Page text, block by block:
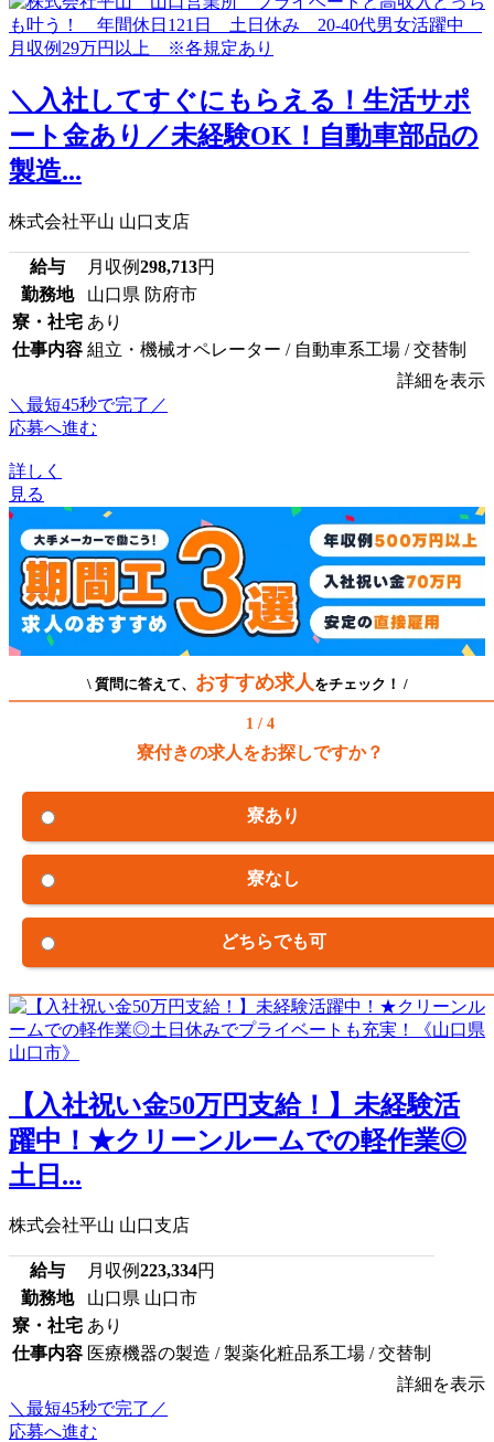
＼入社してすぐにもらえる！生活サポ
ート金あり／未経験OK！自動車部品の
製造...
株式会社平山 山口支店
給与 月収例298,713円
勤務地
山口県 防府市
寮・社宅 あり
仕事内容 組立・機械オペレーター / 自動車系工場 / 交替制
詳細を表示
＼最短45秒で完了／
応募へ進む
詳しく
見る
\ 質問に答えて、 おすすめ求人 をチェック！ /
1 / 4
寮付きの求人をお探しですか？
寮あり
寮なし
どちらでも可
【入社祝い金50万円支給！】未経験活
躍中！★クリーンルームでの軽作業◎
土日...
株式会社平山 山口支店
給与 月収例223,334円
勤務地
山口県 山口市
寮・社宅 あり
仕事内容 医療機器の製造 / 製薬化粧品系工場 / 交替制
詳細を表示
＼最短45秒で完了／
応募へ進む